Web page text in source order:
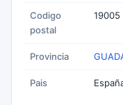
Codigo
postal
19005
Provincia
Pais